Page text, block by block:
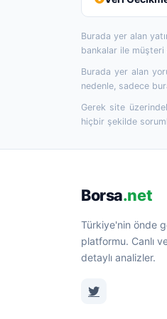
Burada yer alan
bankalar ile müşteri
Burada yer alan
nedenle, sadece
Gerek site
hiçbir şekilde
Borsa.net
Türkiye'nin önde
platformu. Canlı
detaylı analizler.